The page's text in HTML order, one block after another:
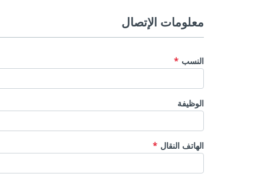
معلومات الإتصال
النسب
الوظيفة
الهاتف النقال